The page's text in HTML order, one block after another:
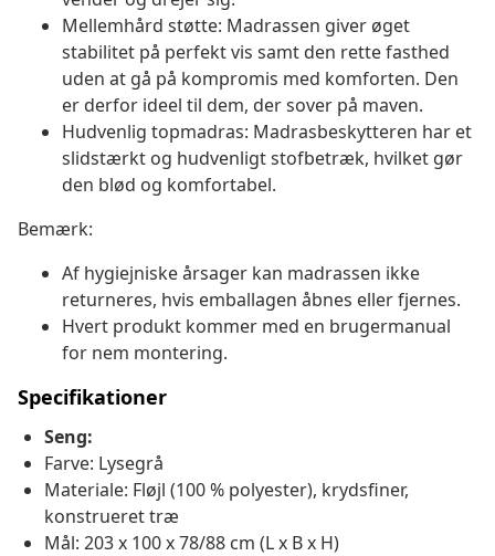
Mellemhård støtte: Madrassen giver øget
stabilitet på perfekt vis samt den rette fasthed
uden at gå på kompromis med komforten. Den
er derfor ideel til dem, der sover på maven.
Hudvenlig topmadras: Madrasbeskytteren har et
slidstærkt og hudvenligt stofbetræk, hvilket gør
den blød og komfortabel.
Bemærk:
Af hygiejniske årsager kan madrassen ikke
returneres, hvis emballagen åbnes eller fjernes.
Hvert produkt kommer med en brugermanual
for nem montering.
Specifikationer
Seng:
Farve: Lysegrå
Materiale: Fløjl (100 % polyester), krydsfiner,
konstrueret træ
Mål: 203 x 100 x 78/88 cm (L x B x H)